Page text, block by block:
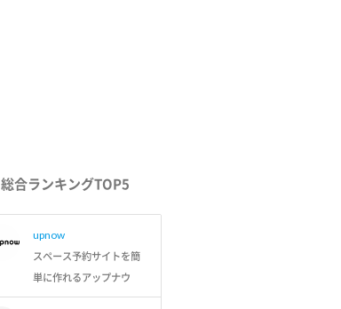
総合ランキングTOP5
upnow
スペース予約サイトを簡
単に作れるアップナウ